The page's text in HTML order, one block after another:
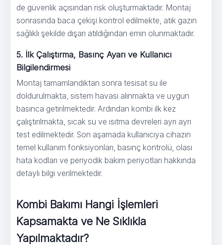
de güvenlik açısından risk oluşturmaktadır. Montaj
sonrasında baca çekişi kontrol edilmekte, atık gazın
sağlıklı şekilde dışarı atıldığından emin olunmaktadır.
5. İlk Çalıştırma, Basınç Ayarı ve Kullanıcı
Bilgilendirmesi
Montaj tamamlandıktan sonra tesisat su ile
doldurulmakta, sistem havası alınmakta ve uygun
basınca getirilmektedir. Ardından kombi ilk kez
çalıştırılmakta, sıcak su ve ısıtma devreleri ayrı ayrı
test edilmektedir. Son aşamada kullanıcıya cihazın
temel kullanım fonksiyonları, basınç kontrolü, olası
hata kodları ve periyodik bakım periyotları hakkında
detaylı bilgi verilmektedir.
Kombi Bakımı Hangi İşlemleri
Kapsamakta ve Ne Sıklıkla
Yapılmaktadır?